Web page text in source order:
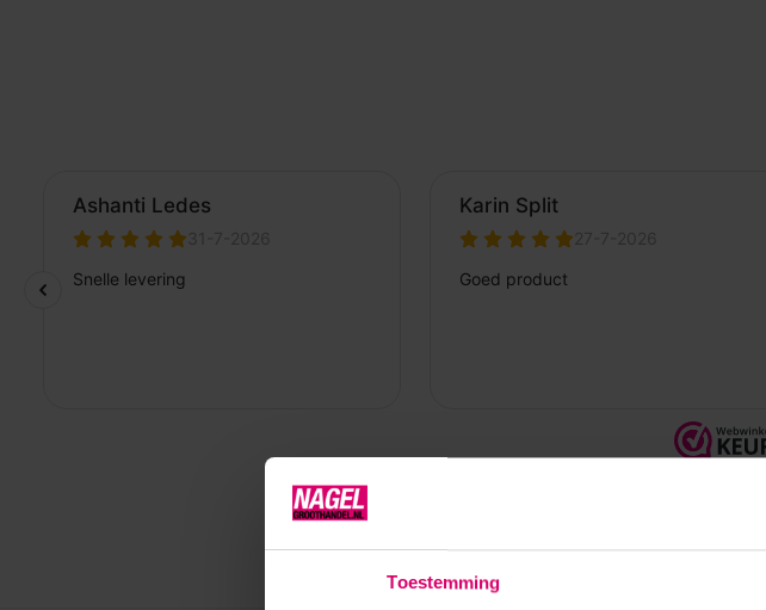
Toestemming